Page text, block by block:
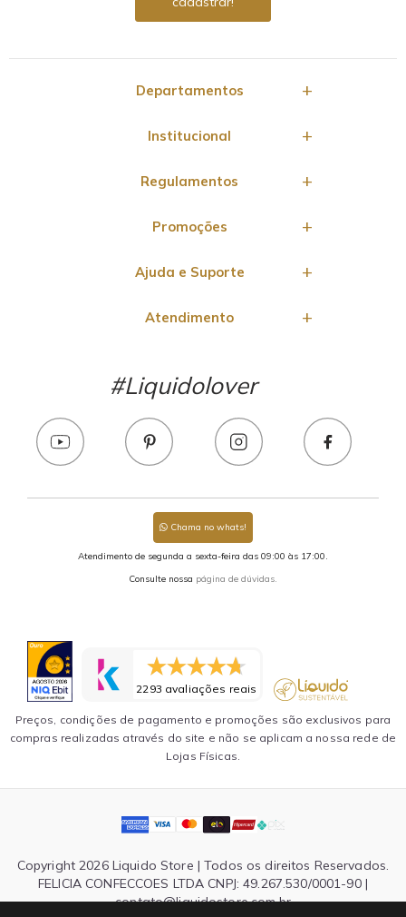
Departamentos
Institucional
Regulamentos
Promoções
Ajuda e Suporte
Atendimento
#Liquidolover
Chama no whats!
Atendimento de segunda a sexta-feira das 09:00 às 17:00.
Consulte nossa página de dúvidas.
2293 avaliações reais
Preços, condições de pagamento e promoções são exclusivos para
compras realizadas através do site e não se aplicam a nossa rede de
Lojas Físicas.
Copyright 2026 Liquido Store | Todos os direitos Reservados.
FELICIA CONFECCOES LTDA CNPJ: 49.267.530/0001-90 |
contato@liquidostore.com.br